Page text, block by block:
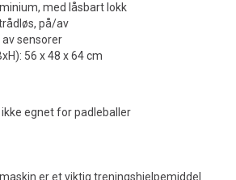
med låsbart lokk
på/av
av sensorer
56 x 48 x 64 cm
egnet for padleballer
er et viktig treningshjelpemiddel